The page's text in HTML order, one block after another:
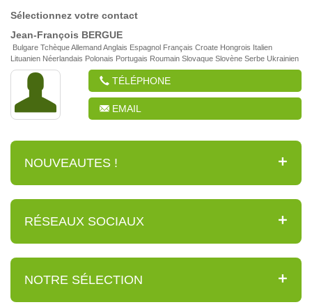
Sélectionnez votre contact
Jean-François BERGUE
Bulgare Tchèque Allemand Anglais Espagnol Français Croate Hongrois Italien
Lituanien Néerlandais Polonais Portugais Roumain Slovaque Slovène Serbe Ukrainien
TÉLÉPHONE
EMAIL
NOUVEAUTES !
RÉSEAUX SOCIAUX
NOTRE SÉLECTION